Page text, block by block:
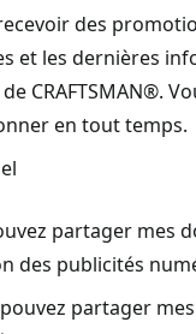
des
et les dernières
CRAFTSMAN®.
en tout temps.
partager mes
des publicités
partager